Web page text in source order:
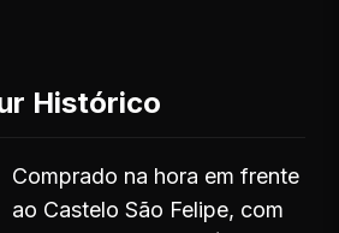
Histórico
Comprado na hora em frente
ao Castelo São Felipe, com